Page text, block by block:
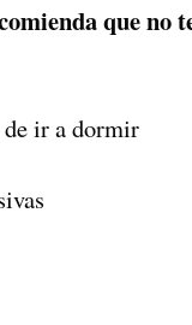
que no
de ir a dormir